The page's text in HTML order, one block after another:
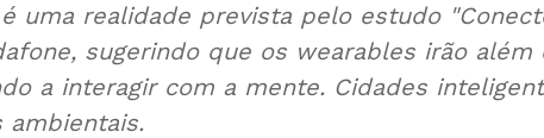
uma realidade prevista pelo estudo
sugerindo que os wearables irão além
a interagir com a mente. Cidades
ambientais.